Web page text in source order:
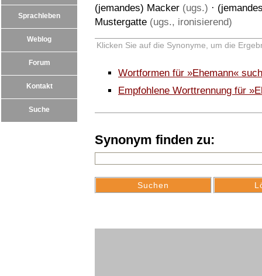
Sprachleben
Weblog
Forum
Kontakt
Suche
(jemandes) Macker (ugs.) ·
Mustergatte (ugs., ironisierend)
Klicken Sie auf die Synonyme, um die
Wortformen für »Ehemann«
Empfohlene Worttrennung für
Synonym finden zu: